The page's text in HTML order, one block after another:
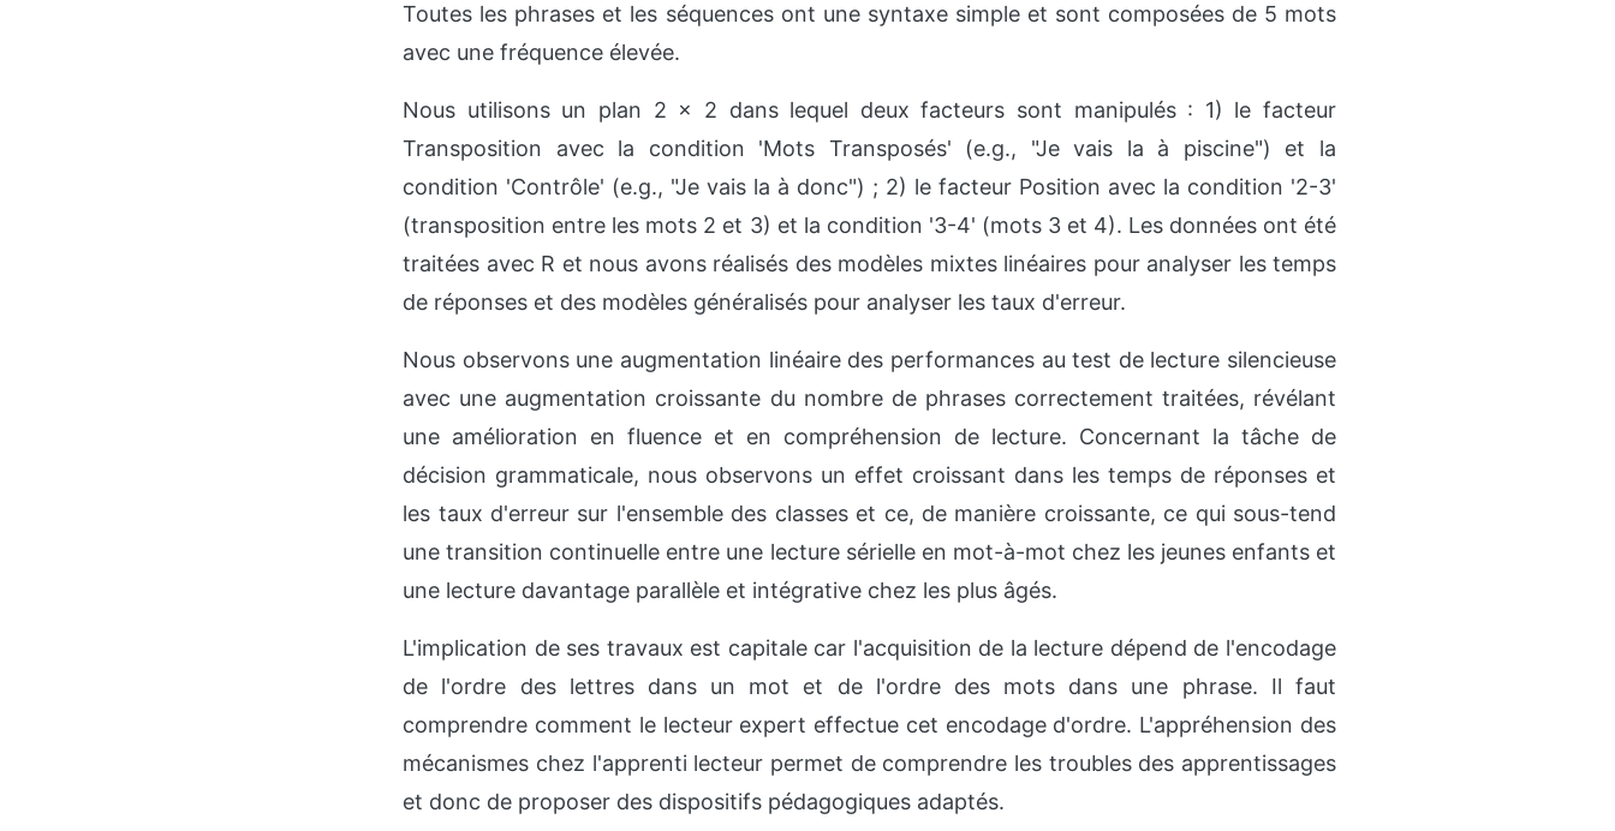
Toutes les phrases et les séquences ont une syntaxe simple et sont composées de 5 mots
avec une fréquence élevée.
Nous utilisons un plan 2 x 2 dans lequel deux facteurs sont manipulés : 1) le facteur
Transposition avec la condition 'Mots Transposés' (e.g., "Je vais la à piscine") et la
condition 'Contrôle' (e.g., "Je vais la à donc") ; 2) le facteur Position avec la condition '2-3'
(transposition entre les mots 2 et 3) et la condition '3-4' (mots 3 et 4). Les données ont été
traitées avec R et nous avons réalisés des modèles mixtes linéaires pour analyser les temps
de réponses et des modèles généralisés pour analyser les taux d'erreur.
Nous observons une augmentation linéaire des performances au test de lecture silencieuse
avec une augmentation croissante du nombre de phrases correctement traitées, révélant
une amélioration en fluence et en compréhension de lecture. Concernant la tâche de
décision grammaticale, nous observons un effet croissant dans les temps de réponses et
les taux d'erreur sur l'ensemble des classes et ce, de manière croissante, ce qui sous-tend
une transition continuelle entre une lecture sérielle en mot-à-mot chez les jeunes enfants et
une lecture davantage parallèle et intégrative chez les plus âgés.
L'implication de ses travaux est capitale car l'acquisition de la lecture dépend de l'encodage
de l'ordre des lettres dans un mot et de l'ordre des mots dans une phrase. Il faut
comprendre comment le lecteur expert effectue cet encodage d'ordre. L'appréhension des
mécanismes chez l'apprenti lecteur permet de comprendre les troubles des apprentissages
et donc de proposer des dispositifs pédagogiques adaptés.